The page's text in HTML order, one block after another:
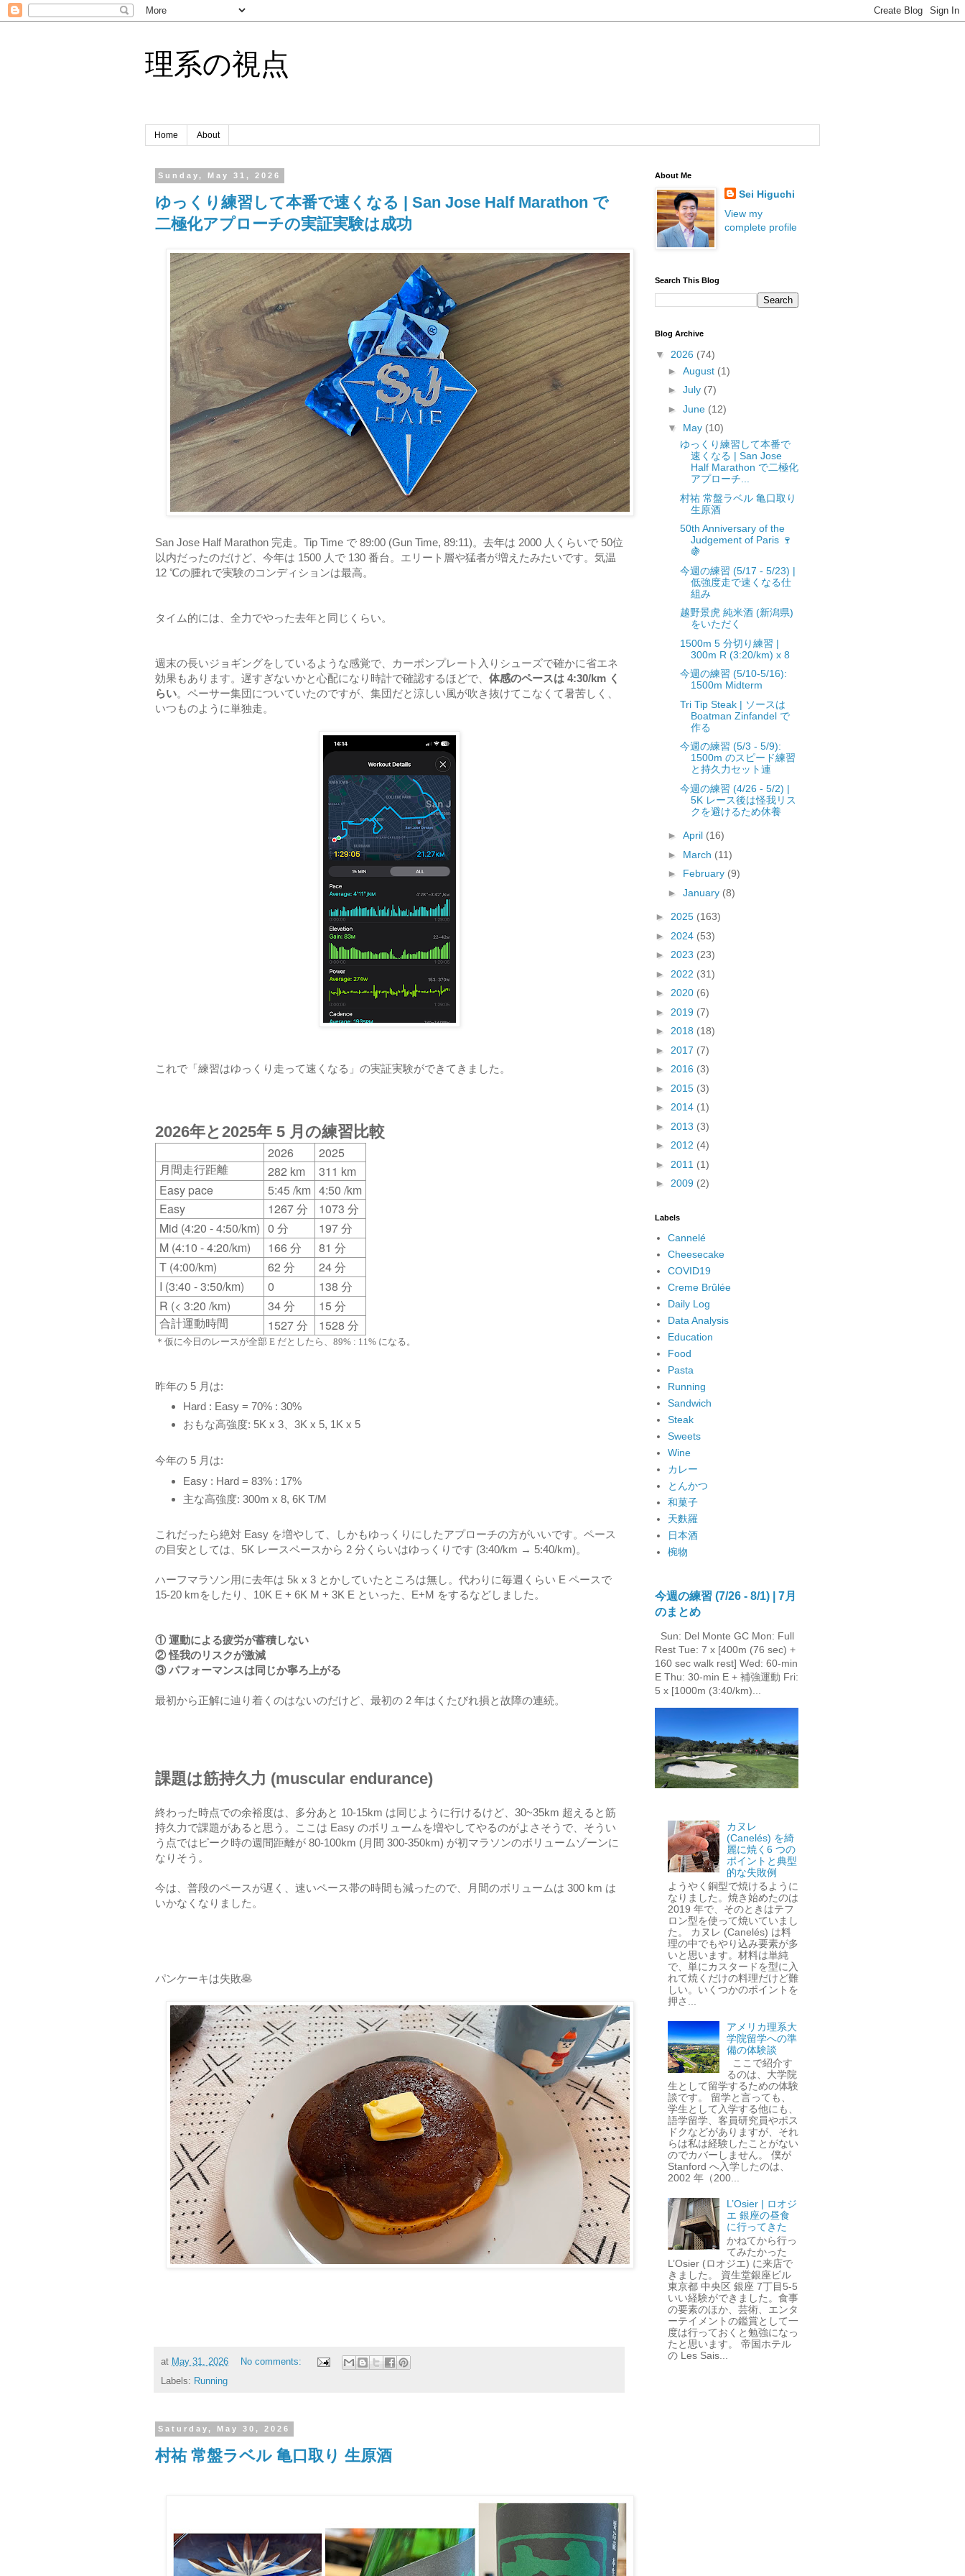
理系の視点
Home About
Sunday, May 31, 2026
ゆっくり練習して本番で速くなる | San Jose Half Marathon で
二極化アプローチの実証実験は成功
San Jose Half Marathon 完走。Tip Time で 89:00 (Gun Time, 89:11)。去年は 2000 人くらいで 50位
以内だったのだけど、今年は 1500 人で 130 番台。エリート層や猛者が増えたみたいです。気温
12 ℃の腫れで実験のコンディションは最高。
タイム的には、全力でやった去年と同じくらい。
週末の長いジョギングをしているような感覚で、カーボンプレート入りシューズで確かに省エネ
効果もあります。遅すぎないかと心配になり時計で確認するほどで、 体感のペースは 4:30/km く
らい。ペーサー集団についていたのですが、集団だと涼しい風が吹き抜けてこなくて暑苦しく、
いつものように単独走。
これで「練習はゆっくり走って速くなる」の実証実験ができてきました。
2026年と2025年 5 月の練習比較
2026 2025
月間走行距離 282 km
311 km
Easy pace
5:45 /km 4:50 /km
Easy
1267 分 1073 分
Mid (4:20 - 4:50/km) 0 分 197 分
M (4:10 - 4:20/km) 166 分 81 分
T (4:00/km) 62 分 24 分
I (3:40 - 3:50/km) 0 138 分
R (< 3:20 /km) 34 分 15 分
合計運動時間
1527 分 1528 分
＊仮に今日のレースが全部 E だとしたら、89% : 11% になる。
昨年の 5 月は:
Hard : Easy = 70% : 30%
おもな高強度: 5K x 3、3K x 5, 1K x 5
今年の 5 月は:
Easy : Hard = 83% : 17%
主な高強度: 300m x 8, 6K T/M
これだったら絶対 Easy を増やして、しかもゆっくりにしたアプローチの方がいいです。ペース
の目安としては、5K レースペースから 2 分くらいはゆっくりです (3:40/km → 5:40/km)。
ハーフマラソン用に去年は 5k x 3 とかしていたところは無し。代わりに毎週くらい E ペースで
15-20 kmをしたり、10K E + 6K M + 3K E といった、E+M をするなどしました。
① 運動による疲労が蓄積しない
② 怪我のリスクが激減
③ パフォーマンスは同じか寧ろ上がる
最初から正解に辿り着くのはないのだけど、最初の 2 年はくたびれ損と故障の連続。
課題は筋持久力 (muscular endurance)
終わった時点での余裕度は、多分あと 10-15km は同じように行けるけど、30~35km 超えると筋
持久力で課題があると思う。ここは Easy のボリュームを増やしてやるのがよさそうで、そうい
う点ではピーク時の週間距離が 80-100km (月間 300-350km) が初マラソンのボリュームゾーンに
なりそう。
今は、普段のペースが遅く、速いペース帯の時間も減ったので、月間のボリュームは 300 km は
いかなくなりました。
パンケーキは失敗🥞
at May 31, 2026
No comments:
Labels: Running
Saturday, May 30, 2026
村祐 常盤ラベル 亀口取り 生原酒
About Me
Sei Higuchi
View my
complete profile
Search This Blog
Blog Archive
▼ 2026 (74)
► August (1)
► July (7)
► June (12)
▼ May (10)
ゆっくり練習して本番で
速くなる | San Jose
Half Marathon で二極化
アプローチ...
村祐 常盤ラベル 亀口取り
生原酒
50th Anniversary of the
Judgement of Paris 🍷
🍇
今週の練習 (5/17 - 5/23) |
低強度走で速くなる仕
組み
越野景虎 純米酒 (新潟県)
をいただく
1500m 5 分切り練習 |
300m R (3:20/km) x 8
今週の練習 (5/10-5/16):
1500m Midterm
Tri Tip Steak | ソースは
Boatman Zinfandel で
作る
今週の練習 (5/3 - 5/9):
1500m のスピード練習
と持久力セット連
今週の練習 (4/26 - 5/2) |
5K レース後は怪我リス
クを避けるため休養
► April (16)
► March (11)
► February (9)
► January (8)
► 2025 (163)
► 2024 (53)
► 2023 (23)
► 2022 (31)
► 2020 (6)
► 2019 (7)
► 2018 (18)
► 2017 (7)
► 2016 (3)
► 2015 (3)
► 2014 (1)
► 2013 (3)
► 2012 (4)
► 2011 (1)
► 2009 (2)
Labels
Cannelé
Cheesecake
COVID19
Creme Brûlée
Daily Log
Data Analysis
Education
Food
Pasta
Running
Sandwich
Steak
Sweets
Wine
カレー
とんかつ
和菓子
天麩羅
日本酒
椀物
今週の練習 (7/26 - 8/1) | 7月
のまとめ
Sun: Del Monte GC Mon: Full
Rest Tue: 7 x [400m (76 sec) +
160 sec walk rest] Wed: 60-min
E Thu: 30-min E + 補強運動 Fri:
5 x [1000m (3:40/km)...
カヌレ
(Canelés) を綺
麗に焼く6 つの
ポイントと典型
的な失敗例
ようやく銅型で焼けるように
なりました。焼き始めたのは
2019 年で、そのときはテフ
ロン型を使って焼いていまし
た。 カヌレ (Canelés) は料
理の中でもやり込み要素が多
いと思います。材料は単純
で、単にカスタードを型に入
れて焼くだけの料理だけど難
しい。いくつかのポイントを
押さ...
アメリカ理系大
学院留学への準
備の体験談
ここで紹介す
るのは、大学院
生として留学するための体験
談です。 留学と言っても、
学生として入学する他にも、
語学留学、客員研究員やポス
ドクなどがありますが、それ
らは私は経験したことがない
のでカバーしません。 僕が
Stanford へ入学したのは、
2002 年（200...
L’Osier | ロオジ
エ 銀座の昼食
に行ってきた
かねてから行っ
てみたかった
L’Osier (ロオジエ) に来店で
きました。 資生堂銀座ビル
東京都 中央区 銀座 7丁目5-5
いい経験ができました。食事
の要素のほか、芸術、エンタ
ーテイメントの鑑賞として一
度は行っておくと勉強になっ
たと思います。 帝国ホテル
の Les Sais...